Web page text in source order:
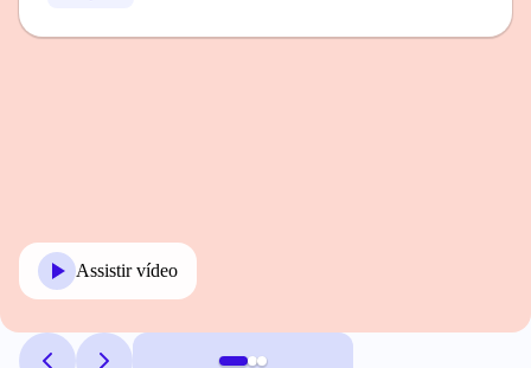
Assistir vídeo